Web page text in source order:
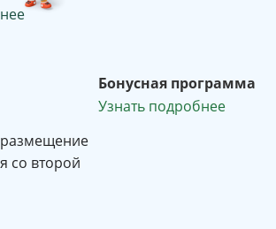
размещение
со второй
Бонусная программа
Узнать подробнее